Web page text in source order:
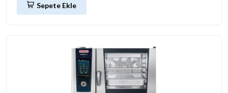
Sepete Ekle